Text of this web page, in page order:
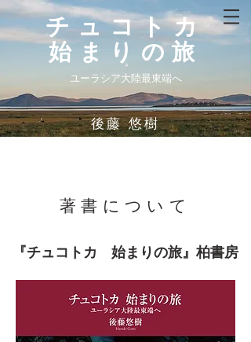
チュコトカ
始まりの旅
ユーラシア大陸最東端へ
後藤 悠樹
著書について
『チュコトカ 始まりの旅』柏書房